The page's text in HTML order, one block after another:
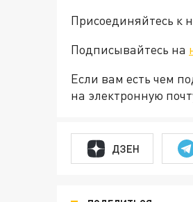
Присоединяйтесь к
Подписывайтесь на
Если вам есть чем
на электронную
ДЗЕН